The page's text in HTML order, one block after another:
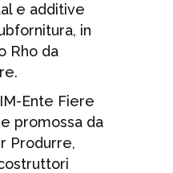
e additive
in
Rho da
Ente Fiere
promossa da
Produrre,